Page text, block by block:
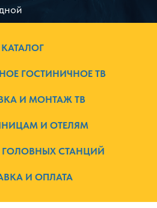
КАТАЛОГ
ГОСТИНИЧНОЕ ТВ
И МОНТАЖ ТВ
И ОТЕЛЯМ
СТАНЦИЙ
И ОПЛАТА